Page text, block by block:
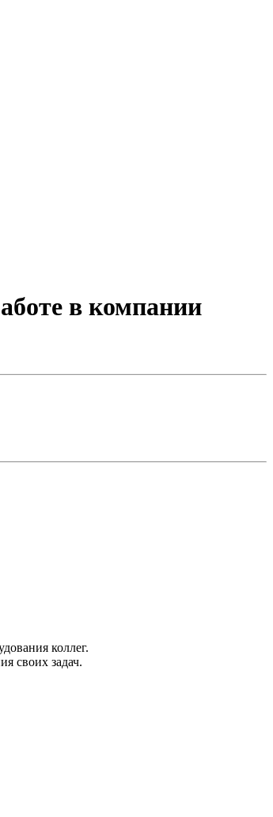
в компании
коллег.
своих задач.